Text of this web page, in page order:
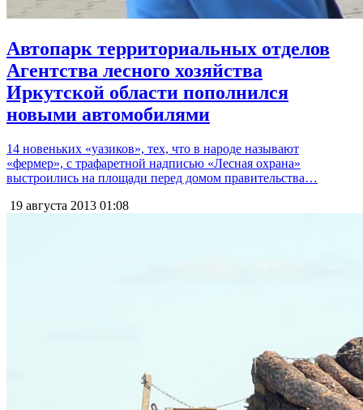
Автопарк территориальных отделов
Агентства лесного хозяйства
Иркутской области пополнился
новыми автомобилями
14 новеньких «уазиков», тех, что в народе называют
«фермер», с трафаретной надписью «Лесная охрана»
выстроились на площади перед домом правительства…
19 августа 2013 01:08